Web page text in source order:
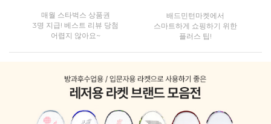
매월 스타벅스 상품권
3명 지급! 베스트 리뷰 당첨
어렵지 않아요~
배드민턴마켓에서
스마트하게 쇼핑하기 위한
플러스 팁!